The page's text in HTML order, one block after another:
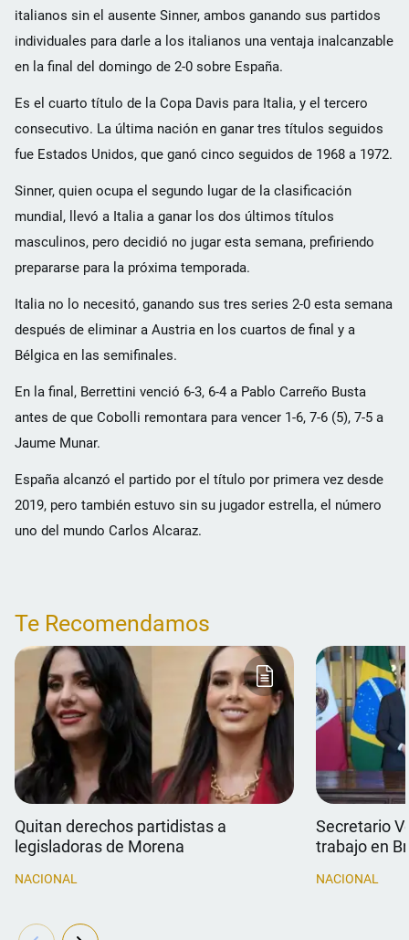
italianos sin el ausente Sinner, ambos ganando sus partidos
individuales para darle a los italianos una ventaja inalcanzable
en la final del domingo de 2-0 sobre España.
Es el cuarto título de la Copa Davis para Italia, y el tercero
consecutivo. La última nación en ganar tres títulos seguidos
fue Estados Unidos, que ganó cinco seguidos de 1968 a 1972.
Sinner, quien ocupa el segundo lugar de la clasificación
mundial, llevó a Italia a ganar los dos últimos títulos
masculinos, pero decidió no jugar esta semana, prefiriendo
prepararse para la próxima temporada.
Italia no lo necesitó, ganando sus tres series 2-0 esta semana
después de eliminar a Austria en los cuartos de final y a
Bélgica en las semifinales.
En la final, Berrettini venció 6-3, 6-4 a Pablo Carreño Busta
antes de que Cobolli remontara para vencer 1-6, 7-6 (5), 7-5 a
Jaume Munar.
España alcanzó el partido por el título por primera vez desde
2019, pero también estuvo sin su jugador estrella, el número
uno del mundo Carlos Alcaraz.
Te Recomendamos
Quitan derechos partidistas a
legisladoras de Morena
NACIONAL
Secretario
trabajo en
NACIONAL